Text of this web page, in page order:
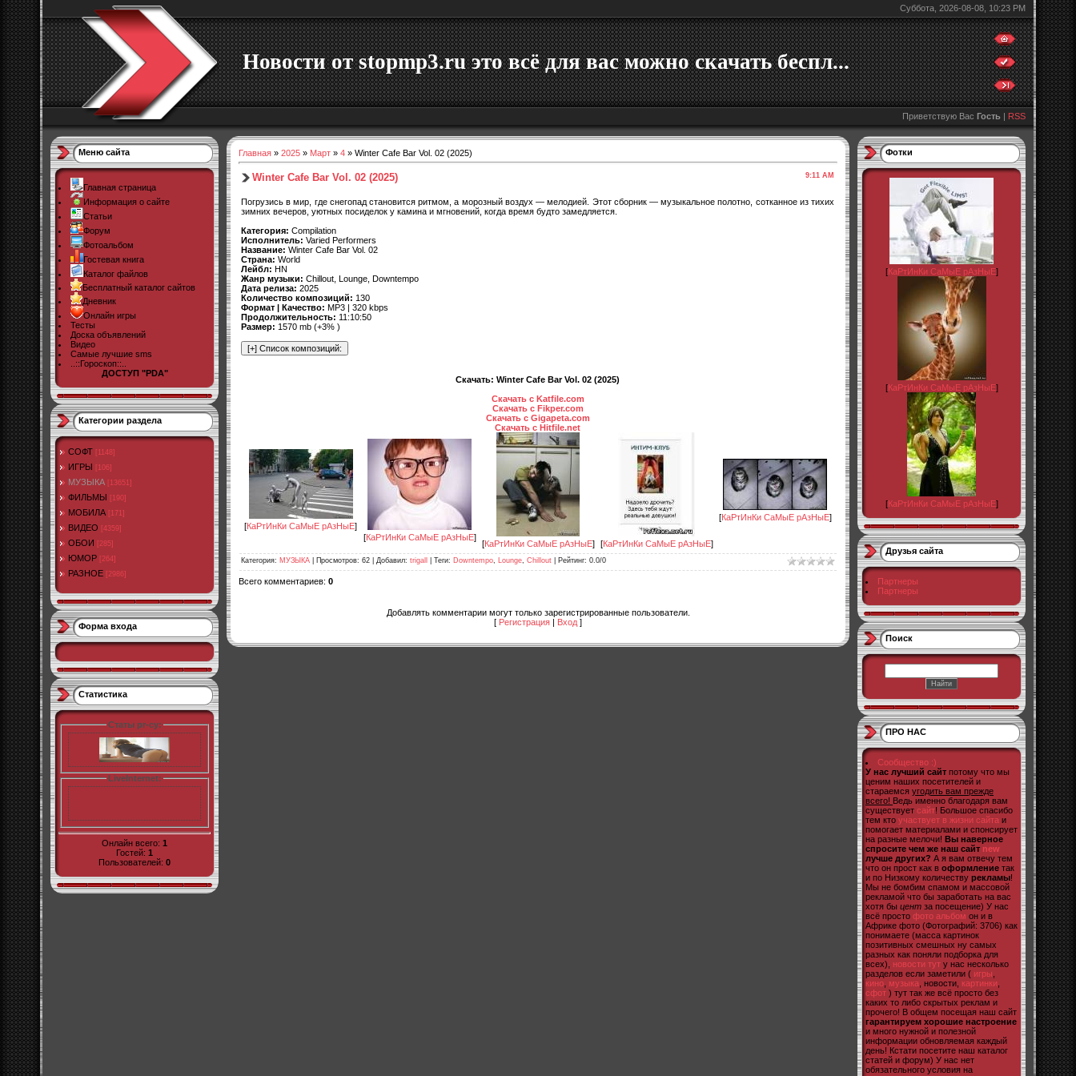
Суббота, 2026-08-08, 10:23 PM
Новости от stopmp3.ru это всё для вас можно скачать беспл...
Приветствую Вас Гость | RSS
Меню сайта
Главная страница
Информация о сайте
Статьи
Форум
Фотоальбом
Гостевая книга
Каталог файлов
Бесплатный каталог сайтов
Дневник
Онлайн игры
Тесты
Доска объявлений
Видео
Самые лучшие sms
..::Гороскоп::..
ДОСТУП "PDA"
Категории раздела
СОФТ [1148]
ИГРЫ [106]
МУЗЫКА [13651]
ФИЛЬМЫ [190]
МОБИЛА [171]
ВИДЕО [4359]
ОБОИ [285]
ЮМОР [264]
РАЗНОЕ [2986]
Форма входа
Статистика
Статы pr-cy:
LiveInternet:
Онлайн всего: 1
Гостей: 1
Пользователей: 0
Главная » 2025 » Март » 4 » Winter Cafe Bar Vol. 02 (2025)
9:11 AM
Winter Cafe Bar Vol. 02 (2025)
Погрузись в мир, где снегопад становится ритмом, а морозный воздух — мелодией. Этот сборник — музыкальное полотно, сотканное из тихих
зимних вечеров, уютных посиделок у камина и мгновений, когда время будто замедляется.
Категория: Compilation
Исполнитель: Varied Performers
Название: Winter Cafe Bar Vol. 02
Страна: World
Лейбл: HN
Жанр музыки: Chillout, Lounge, Downtempo
Дата релиза: 2025
Количество композиций: 130
Формат | Качество: MP3 | 320 kbps
Продолжительность: 11:10:50
Размер: 1570 mb (+3% )
Скачать: Winter Cafe Bar Vol. 02 (2025)
Скачать с Katfile.com
Скачать с Fikper.com
Скачать с Gigapeta.com
Скачать с Hitfile.net
[КаРтИнКи СаМыЕ рАзНыЕ]
[КаРтИнКи СаМыЕ рАзНыЕ]
[КаРтИнКи СаМыЕ рАзНыЕ] [КаРтИнКи СаМыЕ рАзНыЕ]
[КаРтИнКи СаМыЕ рАзНыЕ]
Категория: МУЗЫКА Просмотров: 62 | Добавил: trigall Теги: Downtempo Lounge Chillout Рейтинг: 0.0/0
Всего комментариев: 0
Добавлять комментарии могут только зарегистрированные пользователи.
[ Регистрация | Вход ]
Фотки
[КаРтИнКи СаМыЕ рАзНыЕ]
[КаРтИнКи СаМыЕ рАзНыЕ]
[КаРтИнКи СаМыЕ рАзНыЕ]
Друзья сайта
Партнеры
Партнеры
Поиск
ПРО НАС
Сообщество :)
У нас лучший сайт потому что мы
ценим наших посетителей и
стараемся угодить вам прежде
всего! Ведь именно благодаря вам
существует сайт! Большое спасибо
тем кто участвует в жизни сайта и
помогает материалами и спонсирует
на разные мелочи! Вы наверное
спросите чем же наш сайт new
лучше других? А я вам отвечу тем
что он прост как в оформление так
и по Низкому количеству рекламы!
Мы не бомбим спамом и массовой
рекламой что бы заработать на вас
хотя бы цент за посещение) У нас
всё просто фото альбом он и в
Африке фото (Фотографий: 3706) как
понимаете (масса картинок
позитивных смешных ну самых
разных как поняли подборка для
всех), новости тут у нас несколько
разделов если заметили ( игры
кино музыка , новости, картинки
сфот ) тут так же всё просто без
каких то либо скрытых реклам и
прочего! В общем посещая наш сайт
гарантируем хорошие настроение
и много нужной и полезной
информации обновляемая каждый
день! Кстати посетите наш каталог
статей и форум) У нас нет
обязательного условия на